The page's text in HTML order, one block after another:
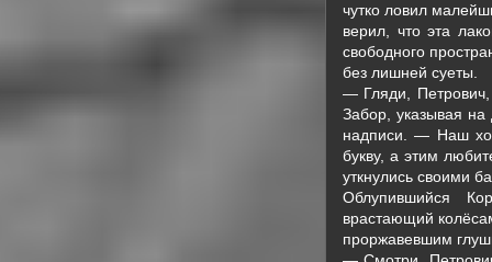
чутко ловил
верил, что эта
свободного
без лишней суеты.
— Гляди,
Забор, указывая
надписи. — Наш
букву, а этим
уткнулись своими
Облупившийся
врастающий
проржавевшим